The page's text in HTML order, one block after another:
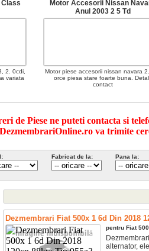
Class
2. 0cdi,
variata
Motor Accesorii Nissan
Anul 2003 2 5 Td
Motor piese accesorii nissan navara
orce piesa stare foarte buna.
contact
de Piese ne puteti contacta si
va trimite
Fabricat de la: Pana la:
Dezmembrari Fiat 500x 1 6d Din 2018
pentru Fiat
alternator,